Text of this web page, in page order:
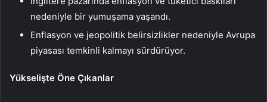
nedeniyle bir yumuşama yaşandı.
Enflasyon ve jeopolitik belirsizlikler nedeniyle Avrupa
piyasası temkinli kalmayı sürdürüyor.
Yükselişte Öne Çıkanlar